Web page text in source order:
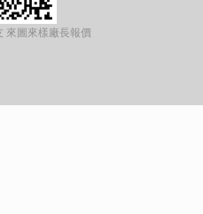
來圖來樣廠長報價